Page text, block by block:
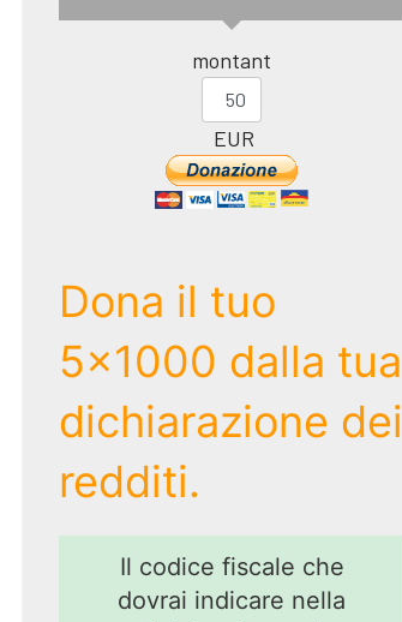
montant
EUR
Dona il tuo
5x1000 dalla tua
dichiarazione dei
redditi.
Il codice fiscale che
dovrai indicare nella